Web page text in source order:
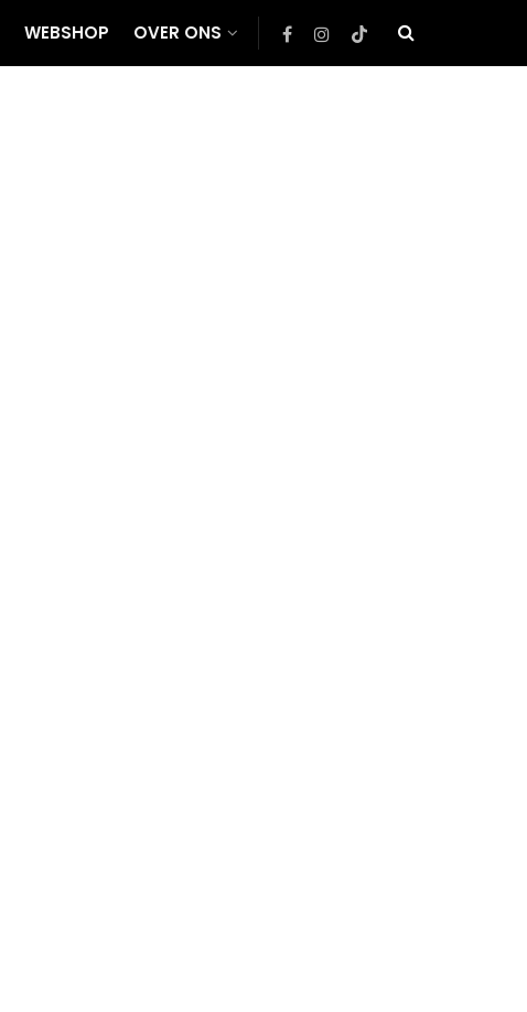
WEBSHOP OVER ONS